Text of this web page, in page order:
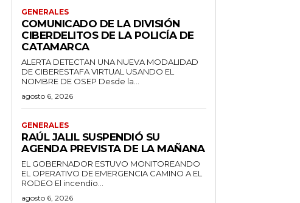
GENERALES
COMUNICADO DE LA DIVISIÓN
CIBERDELITOS DE LA POLICÍA DE
CATAMARCA
ALERTA DETECTAN UNA NUEVA MODALIDAD
DE CIBERESTAFA VIRTUAL USANDO EL
NOMBRE DE OSEP Desde la...
agosto 6, 2026
GENERALES
RAÚL JALIL SUSPENDIÓ SU
AGENDA PREVISTA DE LA MAÑANA
EL GOBERNADOR ESTUVO MONITOREANDO
EL OPERATIVO DE EMERGENCIA CAMINO A EL
RODEO El incendio...
agosto 6, 2026